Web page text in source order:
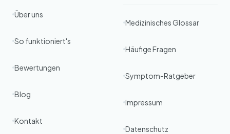
Über uns
So funktioniert's
Bewertungen
Blog
Kontakt
Medizinisches Glossar
Häufige Fragen
Symptom-Ratgeber
Impressum
Datenschutz